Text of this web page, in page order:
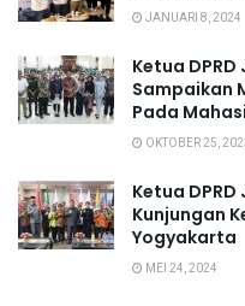
JANUARI 8, 2024
Ketua
Sampaikan
Pada
OKTOBER 25,
Ketua
Kunjungan
Yogyakarta
MEI 24, 2024